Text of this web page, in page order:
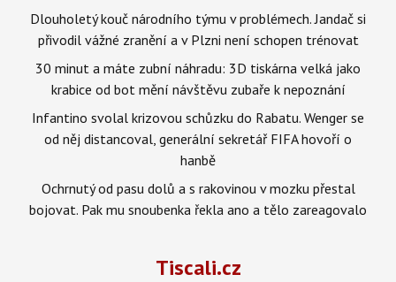
Dlouholetý kouč národního týmu v problémech. Jandač si
přivodil vážné zranění a v Plzni není schopen trénovat
30 minut a máte zubní náhradu: 3D tiskárna velká jako
krabice od bot mění návštěvu zubaře k nepoznání
Infantino svolal krizovou schůzku do Rabatu. Wenger se
od něj distancoval, generální sekretář FIFA hovoří o
hanbě
Ochrnutý od pasu dolů a s rakovinou v mozku přestal
bojovat. Pak mu snoubenka řekla ano a tělo zareagovalo
Tiscali.cz